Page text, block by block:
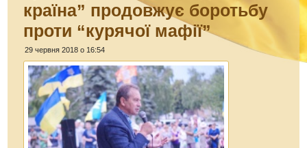
країна” продовжує боротьбу
проти “курячої мафії”
29 червня 2018 о 16:54